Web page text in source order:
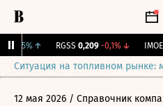
↑ RGSS 0,209 -0,1% ↓ IMOEX
Ситуация на топливном рынке:
12 мая 2026 / Справочник